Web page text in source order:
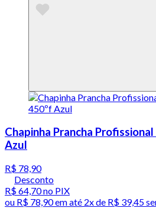
Chapinha Prancha
Azul
R$ 78,90
Desconto
R$ 64,70no PIX
ou R$ 78,90em até 2x de R$ 39,45